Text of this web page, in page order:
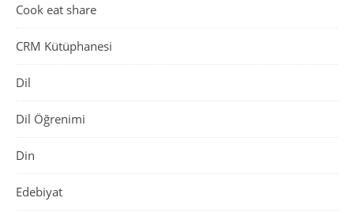
Cook eat share
CRM Kütüphanesi
Dil
Dil Öğrenimi
Din
Edebiyat